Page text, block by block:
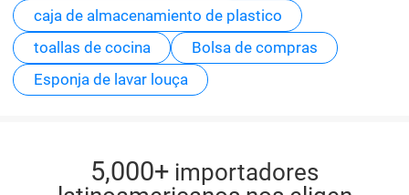
caja de almacenamiento de plastico
toallas de cocina
Bolsa de compras
Esponja de lavar louça
5,000+ importadores